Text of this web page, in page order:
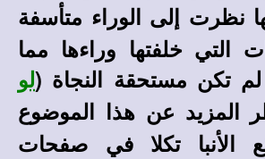
نظرت إلى الوراء متأسفة
التي خلفتها وراءها مما
تكن مستحقة النجاة (لو
المزيد عن هذا الموضوع
الأنبا تكلا
في صفحات